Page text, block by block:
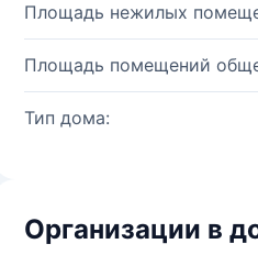
Площадь нежилых
Площадь помещений
Тип дома:
Организации в